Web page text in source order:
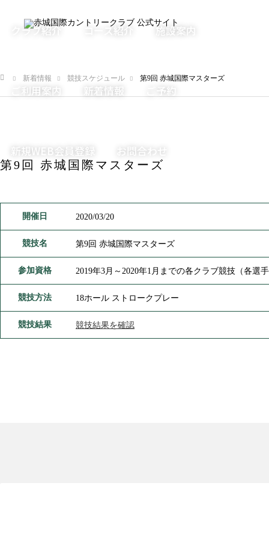
クラブ紹介 コース紹介 施設案内
ご利用案内 新着情報 ご予約
新規WEB会員登録 お問合わせ
新着情報 競技スケジュール 第9回 赤城国際マスターズ
第9回 赤城国際マスターズ
開催日 2020/03/20
競技名 第9回 赤城国際マスターズ
参加資格 2019年3月～2020年1月までの各クラブ競技（各選
競技方法 18ホール ストロークプレー
競技結果 競技結果を確認